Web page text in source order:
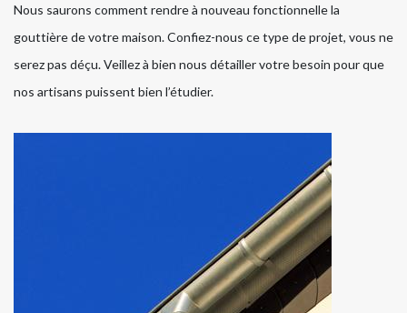
Nous saurons comment rendre à nouveau fonctionnelle la
gouttière de votre maison. Confiez-nous ce type de projet, vous ne
serez pas déçu. Veillez à bien nous détailler votre besoin pour que
nos artisans puissent bien l’étudier.